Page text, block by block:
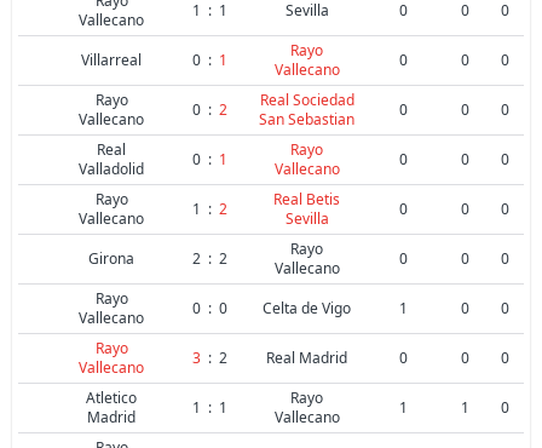
Vallecano
1 : 1 Sevilla 0 0 0
Villarreal 0 : 1
Rayo
Vallecano
0 0
0
Rayo
Vallecano
0 : 2
Real Sociedad
San Sebastian
0 0
0
Real
Valladolid
0 : 1
Rayo
Vallecano
0 0
0
Rayo
Vallecano
1 : 2
Real Betis
Sevilla
0 0 0
Girona 2 : 2
Rayo
Vallecano
0 0
0
Rayo
Vallecano
0 : 0 Celta de Vigo 1 0
0
Rayo
Vallecano
3 : 2 Real Madrid 0 0
0
Atletico
Madrid
1 : 1
Rayo
Vallecano
1 1
0